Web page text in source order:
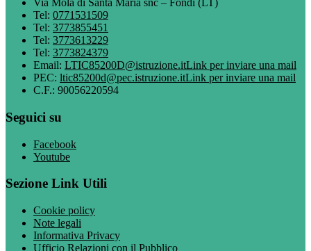
Via Mola di Santa Maria snc – Fondi (LT)
Tel: 0771531509
Tel: 3773855451
Tel: 3773613229
Tel: 3773824379
Email: LTIC85200D@istruzione.itLink per inviare una mail
PEC: ltic85200d@pec.istruzione.itLink per inviare una mail
C.F.: 90056220594
Seguici su
Facebook
Youtube
Sezione Link Utili
Cookie policy
Note legali
Informativa Privacy
Ufficio Relazioni con il Pubblico